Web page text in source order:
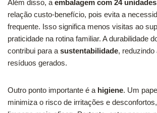
Além disso, a embalagem com 24 unidades
relação custo-benefício, pois evita a
frequente. Isso significa menos visitas ao
praticidade na rotina familiar. A durabilidade
contribui para a sustentabilidade, reduzindo
resíduos gerados.
Outro ponto importante é a higiene. Um
minimiza o risco de irritações e